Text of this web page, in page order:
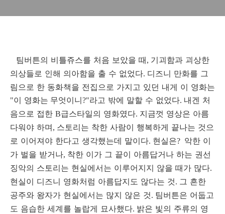
팀버튼의 비틀쥬스를 처음 보았을 때, 기괴함과 괴상한
의상들로 인해 의아함을 출 수 없었다. 디즈니 만화를 그
림으로 한 동화책을 전집으로 가지고 있던 내게 이 영화는
"이 영화는 무엇이니?"라고 밖에 말할 수 없었다. 내겐 처
음으로 접한 B급스타일의 영화였다. 지금껏 영상은 아름
다워야 하며, 스토리는 착한 사람이 행복하게 끝나는 것으
로 이어져야 한다고 생각했는데 말이다. 현실은? 악한 이
가 벌을 받거나, 착한 이가 그 끝이 아름답거나 하는 권선
징악의 스토리는 현실에서는 이루어지지 않을 때가 많다.
현실이 디즈니 영화처럼 아름답지도 않다는 것. 그 흔한
공주와 왕자가 현실에서는 많지 않은 것. 팀버튼은 어둡고
도 음습한 세계를 놀랍게 묘사했다. 밝은 빛의 주류의 영